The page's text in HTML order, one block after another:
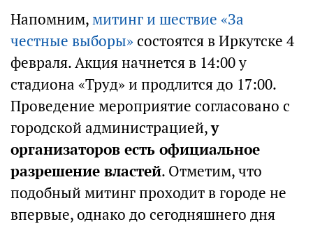
Напомним,митинг и шествие «За
честные выборы»состоятся в Иркутске 4
февраля. Акция начнется в 14:00 у
стадиона «Труд» и продлится до 17:00.
Проведение мероприятие согласовано с
городской администрацией,у
организаторов есть официальное
разрешение властей. Отметим, что
подобный митинг проходит в городе не
впервые, однако до сегодняшнего дня